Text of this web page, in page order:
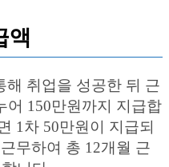
액
해 취업을 성공한 뒤 근
어 150만원까지 지급합
1차 50만원이 지급되
무하여 총 12개월 근